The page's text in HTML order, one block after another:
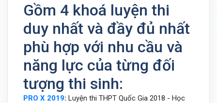
Gồm 4 khoá luyện thi
duy nhất và đầy đủ nhất
phù hợp với nhu cầu và
năng lực của từng đối
tượng thi sinh:
PRO X 2019: Luyện thi THPT Quốc Gia 2018 - Học